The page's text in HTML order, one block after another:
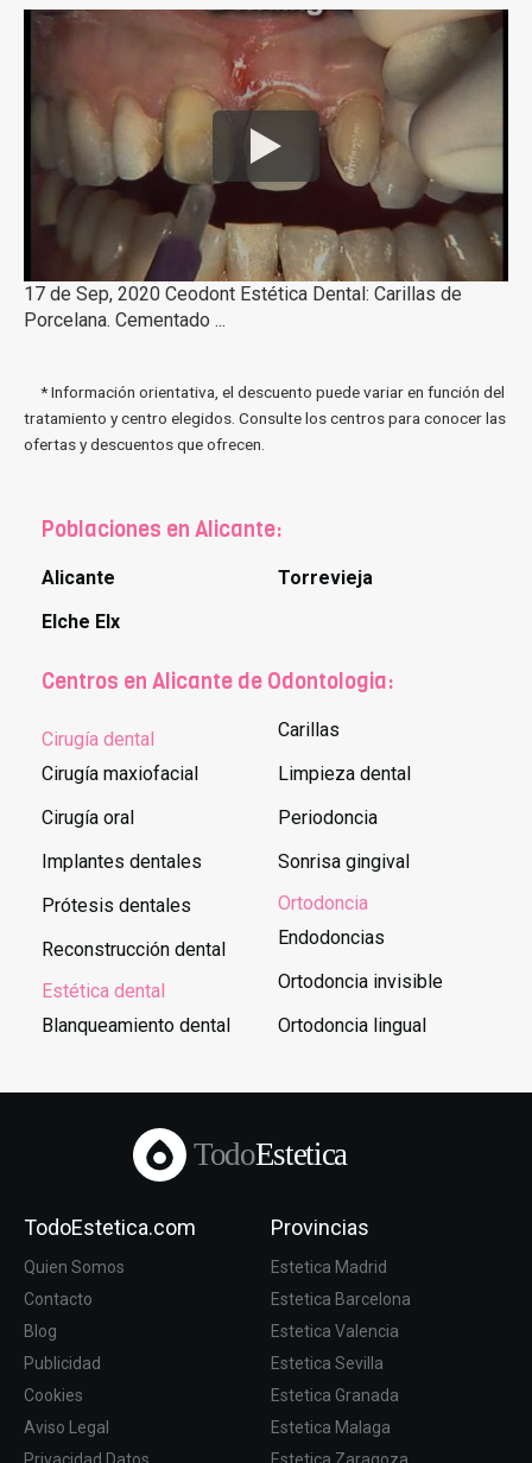
17 de Sep, 2020 Ceodont Estética Dental: Carillas de
Porcelana. Cementado ...
* Información orientativa, el descuento puede variar en función del
tratamiento y centro elegidos. Consulte los centros para conocer las
ofertas y descuentos que ofrecen.
Poblaciones en Alicante:
Alicante
Elche Elx
Torrevieja
Centros en Alicante de Odontologia:
Cirugía dental
Cirugía maxiofacial
Cirugía oral
Implantes dentales
Prótesis dentales
Reconstrucción dental
Estética dental
Blanqueamiento dental
Carillas
Limpieza dental
Periodoncia
Sonrisa gingival
Ortodoncia
Endodoncias
Ortodoncia invisible
Ortodoncia lingual
TodoEstetica
TodoEstetica.com
Quien Somos
Contacto
Blog
Publicidad
Cookies
Aviso Legal
Provincias
Estetica Madrid
Estetica Barcelona
Estetica Valencia
Estetica Sevilla
Estetica Granada
Estetica Malaga